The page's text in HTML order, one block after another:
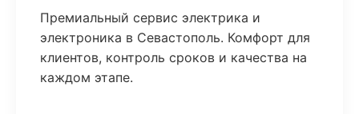
Премиальный сервис электрика и
электроника в Севастополь. Комфорт для
клиентов, контроль сроков и качества на
каждом этапе.